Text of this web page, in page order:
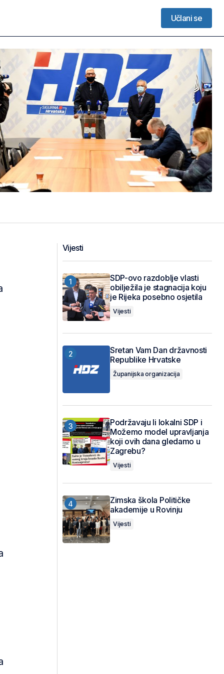
Učlani se
Vijesti
SDP-ovo razdoblje vlasti
obilježila je stagnacija koju
je Rijeka posebno osjetila
Vijesti
Sretan Vam Dan državnosti
Republike Hrvatske
Županijska organizacija
Podržavaju li lokalni SDP i
Možemo model upravljanja
koji ovih dana gledamo u
Zagrebu?
Vijesti
Zimska škola Političke
akademije u Rovinju
Vijesti